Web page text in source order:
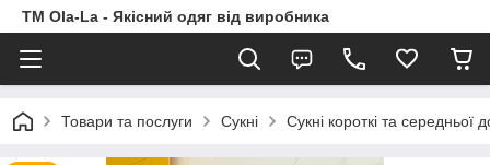
TM Ola-La - Якісний одяг від виробника
Товари та послуги Сукні Сукні короткі та середньої